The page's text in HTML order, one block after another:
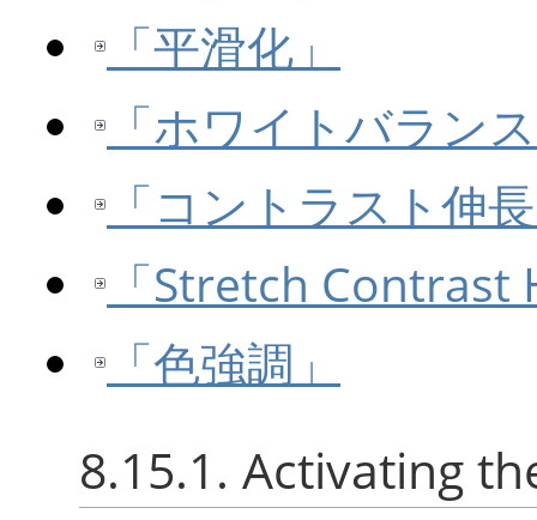
「平滑化」
「ホワイトバラン
「コントラスト伸
「Stretch Contrast
「色強調」
8.15.1. Activating